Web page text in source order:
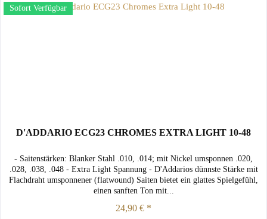
Sofort Verfügbar
D'ADDARIO ECG23 CHROMES EXTRA LIGHT 10-48
- Saitenstärken: Blanker Stahl .010, .014; mit Nickel umsponnen .020,
.028, .038, .048 - Extra Light Spannung - D'Addarios dünnste Stärke mit
Flachdraht umsponnener (flatwound) Saiten bietet ein glattes Spielgefühl,
einen sanften Ton mit...
24,90 € *